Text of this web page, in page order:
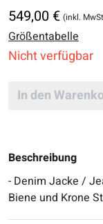
549,00 € (inkl.
Größentabelle
Nicht verfügbar
In den
Beschreibung
- Denim Jacke /
Biene und Krone